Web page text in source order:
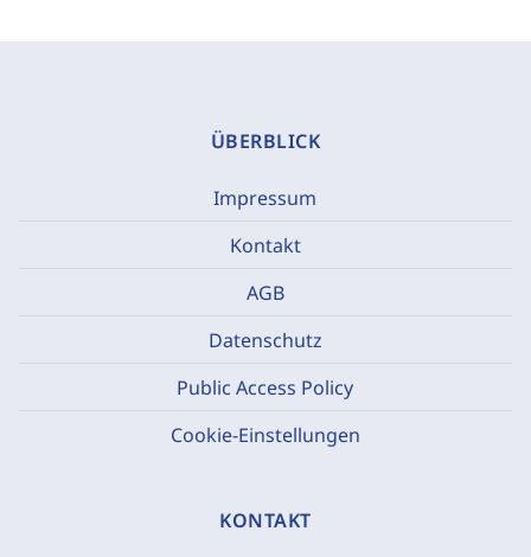
ÜBERBLICK
Impressum
Kontakt
AGB
Datenschutz
Public Access Policy
Cookie-Einstellungen
KONTAKT